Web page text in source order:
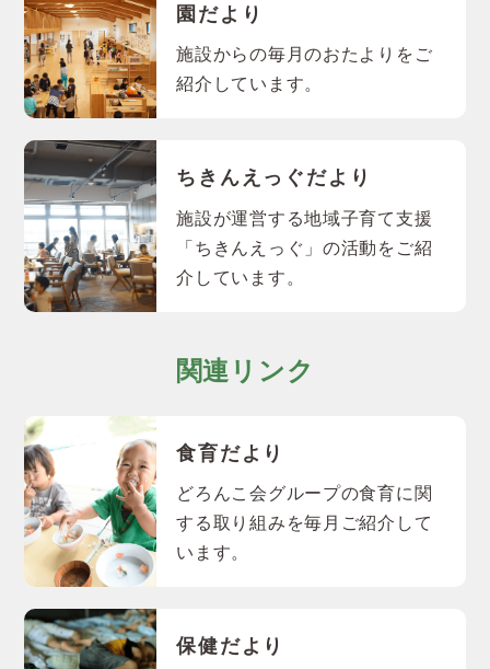
園だより
施設からの毎月のおたよりをご
紹介しています。
ちきんえっぐだより
施設が運営する地域子育て支援
「ちきんえっぐ」の活動をご紹
介しています。
関連リンク
食育だより
どろんこ会グループの食育に関
する取り組みを毎月ご紹介して
います。
保健だより